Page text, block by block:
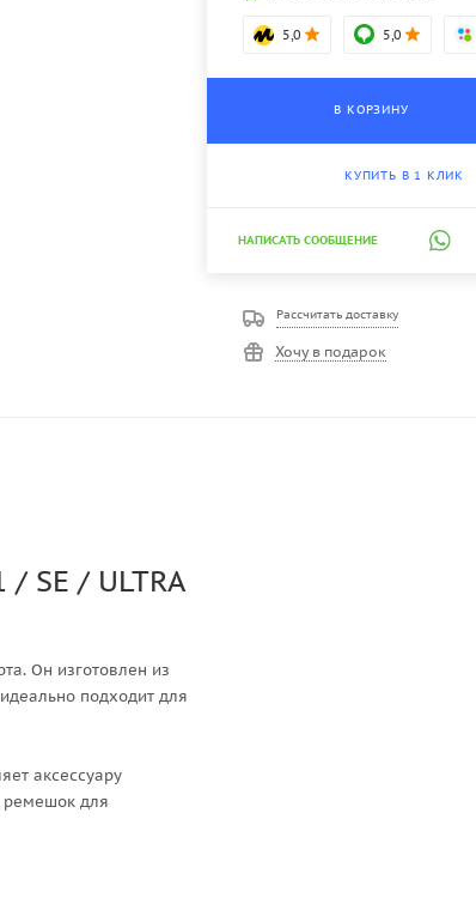
5,0 5,0
В КОРЗИНУ
КУПИТЬ В 1 КЛИК
НАПИСАТЬ СООБЩЕНИЕ
Рассчитать доставку
Хочу в подарок
SE / ULTRA
Он изготовлен из
подходит для
аксессуару
ремешок для